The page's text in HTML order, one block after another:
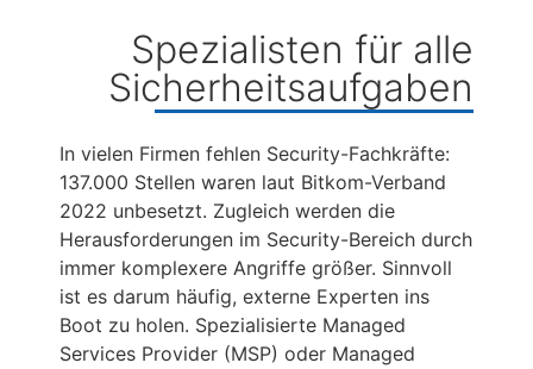
Spezialisten für alle
Sicherheitsaufgaben
In vielen Firmen fehlen Security-Fachkräfte:
137.000 Stellen waren laut Bitkom-Verband
2022 unbesetzt. Zugleich werden die
Herausforderungen im Security-Bereich durch
immer komplexere Angriffe größer. Sinnvoll
ist es darum häufig, externe Experten ins
Boot zu holen. Spezialisierte Managed
Services Provider (MSP) oder Managed